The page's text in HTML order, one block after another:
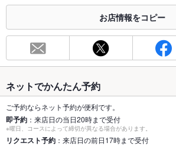
合わせください。
お席
74席(宴会最大約30名様！カウンタ
フロア！！)
最大宴会収
容人数
30人(最大約30名様まで宴会可能！)
個室 あり ：3F座敷個室は5名～利用可能！
座敷 なし ：3Fにて座敷をご用意！ご家族
お店情報をコピー
ネットでかんたん予約
ご予約ならネット予約が便利です。
即予約 ：来店日の当日20時まで受付
※曜日、コースによって締切が異なる場合があります。
リクエスト予約 ：来店日の前日17時まで受付